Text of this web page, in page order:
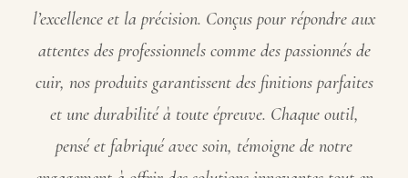
l’excellence et la précision. Conçus pour répondre aux
attentes des professionnels comme des passionnés de
cuir, nos produits garantissent des finitions parfaites
et une durabilité à toute épreuve. Chaque outil,
pensé et fabriqué avec soin, témoigne de notre